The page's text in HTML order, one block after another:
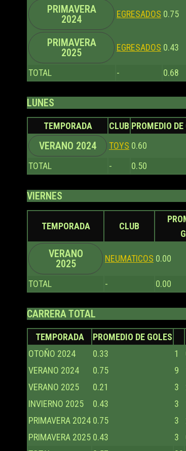
PRIMAVERA
2024
EGRESADOS 0.75
PRIMAVERA
2025
EGRESADOS 0.43
TOTAL - 0.68
LUNES
TEMPORADA CLUB PROMEDIO DE
VERANO 2024 TOYS 0.60
TOTAL
- 0.50
VIERNES
TEMPORADA CLUB
VERANO
2025
NEUMATICOS 0.00
TOTAL - 0.00
CARRERA TOTAL
TEMPORADA PROMEDIO DE GOLES
OTOÑO 2024
0.33 1
VERANO 2024
0.75 9
VERANO 2025
0.21 3
INVIERNO 2025
0.43 3
PRIMAVERA 2024 0.75 3
PRIMAVERA 2025 0.43 3